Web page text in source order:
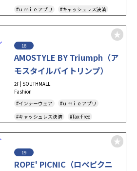
#ｕｍｉｅアプリ
#キャッシュレス決済
18
AMOSTYLE BY Triumph（ア
モスタイルバイトリンプ）
2F | SOUTHMALL
Fashion
#インナーウェア
#ｕｍｉｅアプリ
#キャッシュレス決済
#Tax-Free
19
ROPE' PICNIC（ロペピクニ